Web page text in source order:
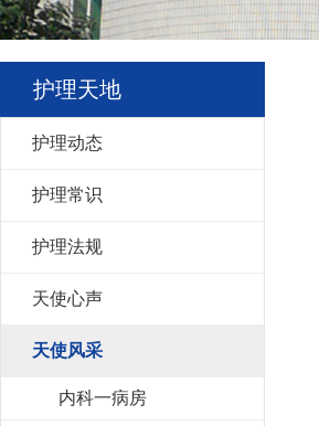
护理天地
护理动态
护理常识
护理法规
天使心声
天使风采
内科一病房